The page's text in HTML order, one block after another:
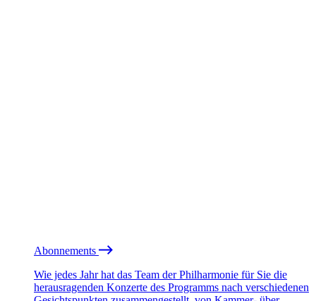
Abonnements
Wie jedes Jahr hat das Team der Philharmonie für Sie die
herausragenden Konzerte des Programms nach verschiedenen